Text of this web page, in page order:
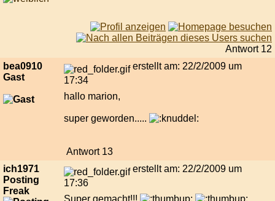
Antwort 12
bea0910
Gast
erstellt am: 22/2/2009 um
17:34
hallo marion,
super geworden.....
Antwort 13
ich1971
Posting
Freak
erstellt am: 22/2/2009 um
17:36